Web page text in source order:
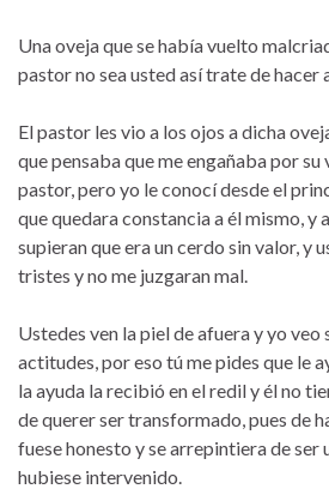
Una oveja que se había vuelto
pastor no sea usted así trate de hacer
El pastor les vio a los ojos a dicha
que pensaba que me engañaba por
pastor, pero yo le conocí desde el
que quedara constancia a él mismo, y
supieran que era un cerdo sin valor, y
tristes y no me juzgaran mal.
Ustedes ven la piel de afuera y yo veo
actitudes, por eso tú me pides que le
la ayuda la recibió en el redil y él no
de querer ser transformado, pues de
fuese honesto y se arrepintiera de ser
hubiese intervenido.